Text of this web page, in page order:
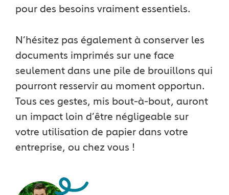
pour des besoins vraiment essentiels.
N’hésitez pas également à conserver les
documents imprimés sur une face
seulement dans une pile de brouillons qui
pourront resservir au moment opportun.
Tous ces gestes, mis bout-à-bout, auront
un impact loin d’être négligeable sur
votre utilisation de papier dans votre
entreprise, ou chez vous !